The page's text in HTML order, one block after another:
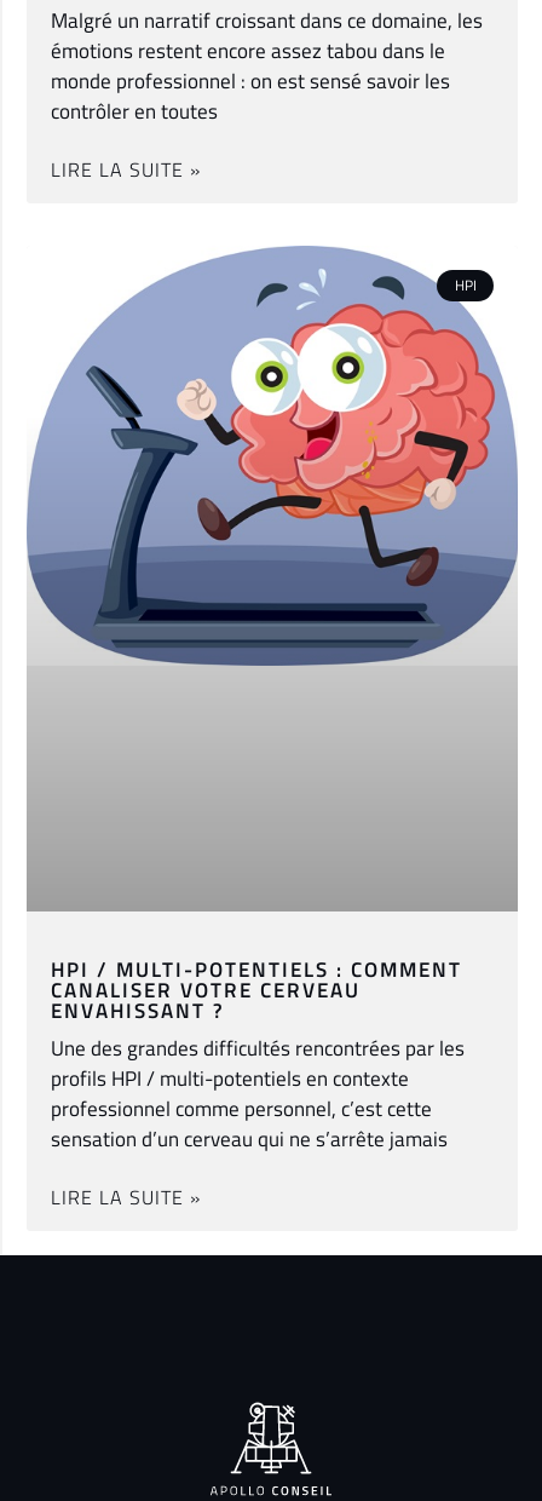
Malgré un narratif croissant dans ce domaine, les
émotions restent encore assez tabou dans le
monde professionnel : on est sensé savoir les
contrôler en toutes
LIRE LA SUITE »
HPI
HPI / MULTI-POTENTIELS : COMMENT
CANALISER VOTRE CERVEAU
ENVAHISSANT ?
Une des grandes difficultés rencontrées par les
profils HPI / multi-potentiels en contexte
professionnel comme personnel, c’est cette
sensation d’un cerveau qui ne s’arrête jamais
LIRE LA SUITE »